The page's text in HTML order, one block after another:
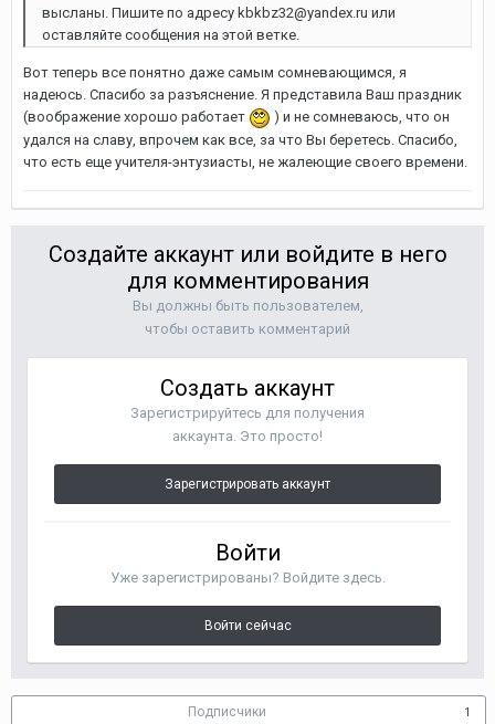
высланы. Пишите по адресу kbkbz32@yandex.ru или
оставляйте сообщения на этой ветке.
Вот теперь все понятно даже самым сомневающимся, я
надеюсь. Спасибо за разъяснение. Я представила Ваш праздник
(воображение хорошо работает
) и не сомневаюсь, что он
удался на славу, впрочем как все, за что Вы беретесь. Спасибо,
что есть еще учителя-энтузиасты, не жалеющие своего времени.
Создайте аккаунт или войдите в него
для комментирования
Вы должны быть пользователем,
чтобы оставить комментарий
Создать аккаунт
Зарегистрируйтесь для получения
аккаунта. Это просто!
Зарегистрировать аккаунт
Войти
Уже зарегистрированы? Войдите здесь.
Войти сейчас
Подписчики 1